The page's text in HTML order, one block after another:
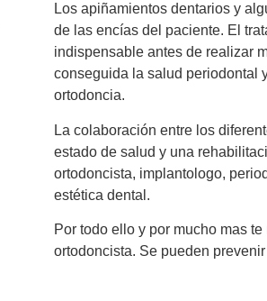
Los apiñamientos dentarios y
de las encías del paciente. El
indispensable antes de realizar
conseguida la salud periodontal
ortodoncia.
La colaboración entre los
estado de salud y una
ortodoncista, implantologo,
estética dental.
Por todo ello y por mucho mas
ortodoncista. Se pueden